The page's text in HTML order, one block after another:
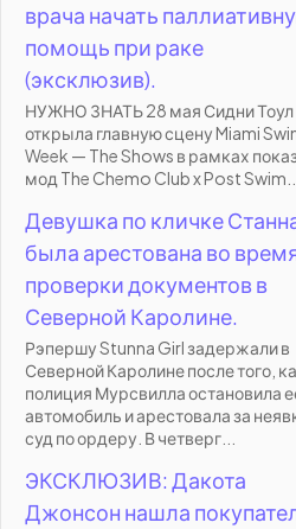
врача начать
помощь при раке
(эксклюзив).
НУЖНО ЗНАТЬ 28 мая Сидни Тоул
открыла главную сцену Miami
Week — The Shows в рамках
мод The Chemo Club x Post Swim....
Девушка по кличке
была арестована во
проверки документов в
Северной Каролине.
Рэпершу Stunna Girl задержали в
Северной Каролине после того,
полиция Мурсвилла остановила
автомобиль и арестовала за
суд по ордеру. В четверг...
ЭКСКЛЮЗИВ: Дакота
Джонсон нашла